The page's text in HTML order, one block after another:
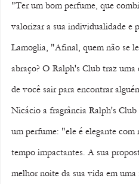
"Ter um bom perfume, que
valorizar a sua individualidade e
Lamoglia, "Afinal, quem não se
abraço? O Ralph's Club traz
de você sair para encontrar
Nicácio a fragrância Ralph's
um perfume: "ele é elegante com
tempo impactantes. A sua
melhor noite da sua vida em